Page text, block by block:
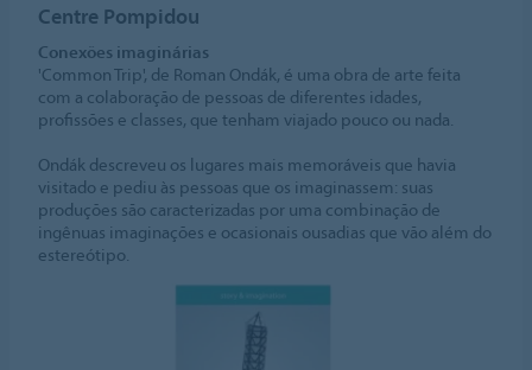
Centre Pompidou
Conexões imaginárias
'Common Trip', de Roman Ondák, é uma obra de arte feita
com a colaboração de pessoas de diferentes idades,
profissões e classes, que tenham viajado pouco ou nada.
Ondák descreveu os lugares mais memoráveis que havia
visitado e pediu às pessoas que os imaginassem: suas
produções são caracterizadas por uma combinação de
ingênuas imaginações e ocasionais ousadias que vão além do
estereótipo.